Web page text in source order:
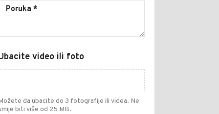
video ili foto
da ubacite do 3 fotografije ili videa. Ne
biti više od 25 MB.